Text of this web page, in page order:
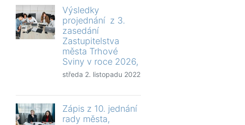
Výsledky
projednání z 3.
zasedání
Zastupitelstva
města Trhové
Sviny v roce 2026,
středa 2. listopadu 2022
Zápis z 10. jednání
rady města,